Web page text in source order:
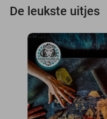
De leukste uitjes